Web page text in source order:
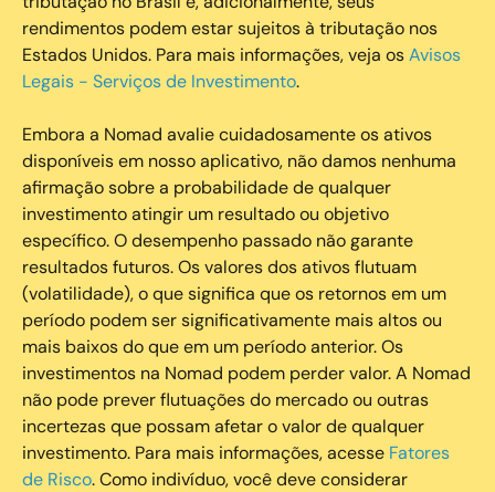
rendimentos podem estar sujeitos à tributação nos
Estados Unidos. Para mais informações, veja osAvisos
Legais - Serviços de Investimento.
Embora a Nomad avalie cuidadosamente os ativos
disponíveis em nosso aplicativo, não damos nenhuma
afirmação sobre a probabilidade de qualquer
investimento atingir um resultado ou objetivo
específico. O desempenho passado não garante
resultados futuros. Os valores dos ativos flutuam
(volatilidade), o que significa que os retornos em um
período podem ser significativamente mais altos ou
mais baixos do que em um período anterior. Os
investimentos na Nomad podem perder valor. A Nomad
não pode prever flutuações do mercado ou outras
incertezas que possam afetar o valor de qualquer
investimento. Para mais informações, acesse Fatores
de Risco. Como indivíduo, você deve considerar